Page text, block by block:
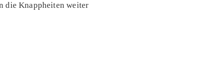
die Knappheiten weiter